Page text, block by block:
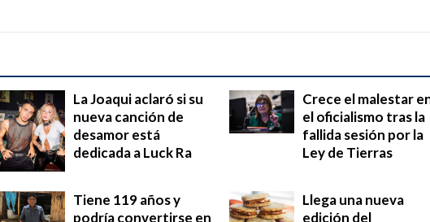
La Joaqui aclaró si su
nueva canción de
desamor está
dedicada a Luck Ra
Crece el malestar
el oficialismo tras la
fallida sesión por la
Ley de Tierras
Tiene 119 años y
podría convertirse en
Llega una nueva
edición del